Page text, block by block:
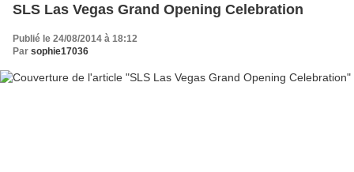
SLS Las Vegas Grand Opening Celebration
Publié le 24/08/2014 à 18:12
Par sophie17036